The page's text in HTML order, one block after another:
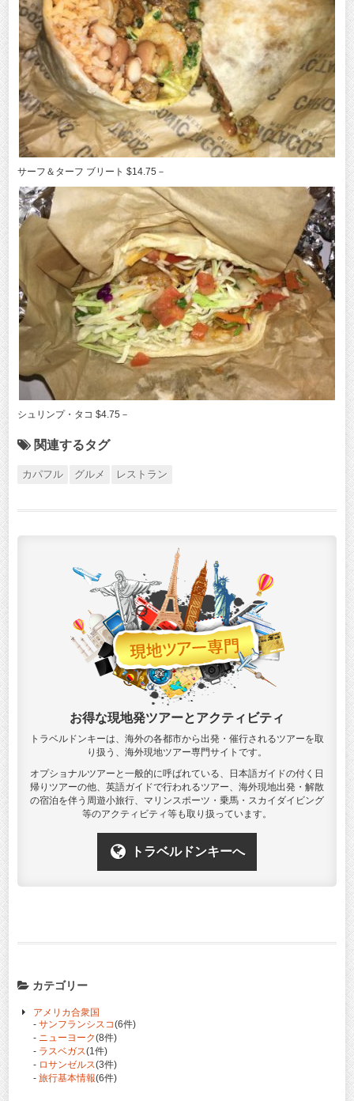
サーフ＆ターフ ブリート $14.75－
シュリンプ・タコ $4.75－
関連するタグ
カパフル グルメ レストラン
お得な現地発ツアーとアクティビティ
トラベルドンキーは、海外の各都市から出発・催行されるツアーを取
り扱う、海外現地ツアー専門サイトです。
オプショナルツアーと一般的に呼ばれている、日本語ガイドの付く日
帰りツアーの他、英語ガイドで行われるツアー、海外現地出発・解散
の宿泊を伴う周遊小旅行、マリンスポーツ・乗馬・スカイダイビング
等のアクティビティ等も取り扱っています。
トラベルドンキーへ
カテゴリー
アメリカ合衆国
- サンフランシスコ(6件)
- ニューヨーク(8件)
- ラスベガス(1件)
- ロサンゼルス(3件)
- 旅行基本情報(6件)